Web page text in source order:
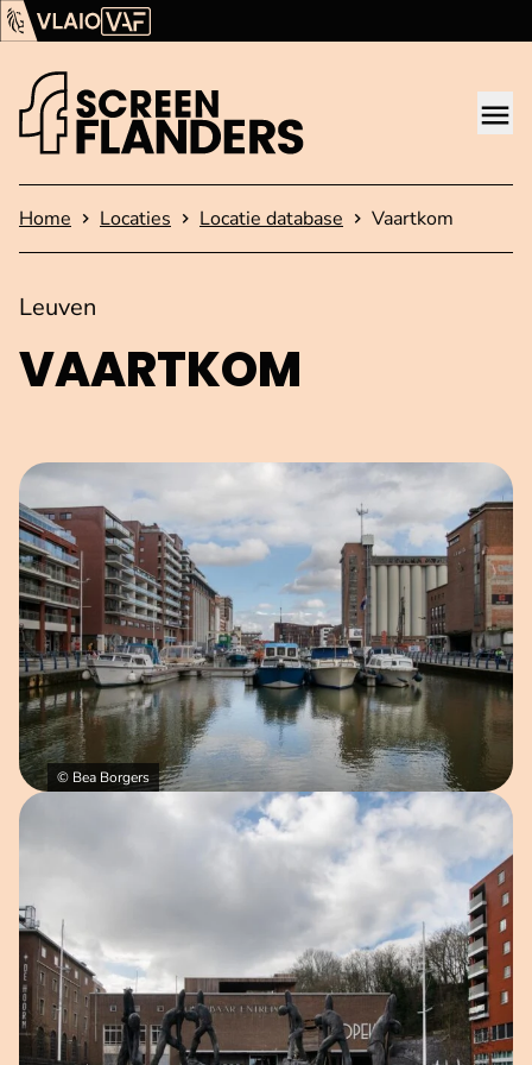
Ga verder naar de inhoud
Vlaams Audiovisueel Fonds (VAF)
Startpagina
Home Locaties Locatie database Vaartkom
VAARTKOM
Leuven
Open afbeelding in popup
© Bea Borgers
Open afbeelding in popup